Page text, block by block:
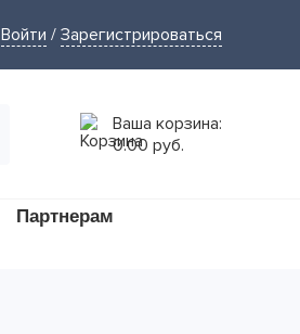
Войти / Зарегистрироваться
Ваша корзина:
0.00 руб.
Партнерам